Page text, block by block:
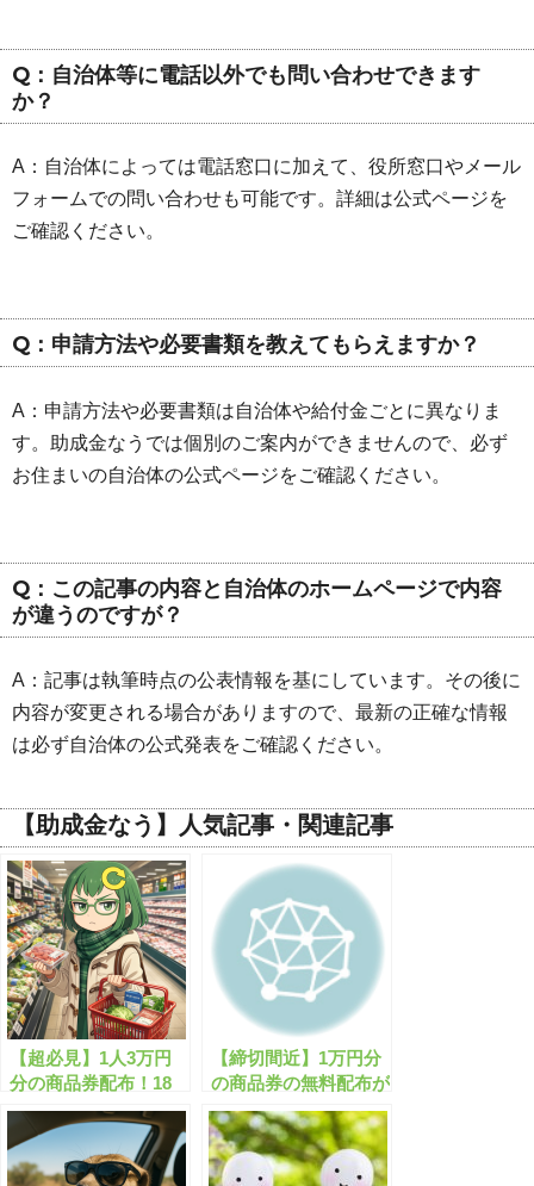
Q：自治体等に電話以外でも問い合わせできます
か？
A：自治体によっては電話窓口に加えて、役所窓口やメール
フォームでの問い合わせも可能です。詳細は公式ページを
ご確認ください。
Q：申請方法や必要書類を教えてもらえますか？
A：申請方法や必要書類は自治体や給付金ごとに異なりま
す。助成金なうでは個別のご案内ができませんので、必ず
お住まいの自治体の公式ページをご確認ください。
Q：この記事の内容と自治体のホームページで内容
が違うのですが？
A：記事は執筆時点の公表情報を基にしています。その後に
内容が変更される場合がありますので、最新の正確な情報
は必ず自治体の公式発表をご確認ください。
【助成金なう】人気記事・関連記事
【超必見】1人3万円
分の商品券配布！18
歳以下は2万円分追
加！
【締切間近】1万円分
の商品券の無料配布が
実施中！忘れずに申し
込もう！